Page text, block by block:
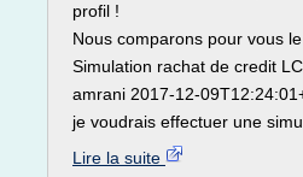
profil !
Nous comparons pour vous
Simulation rachat de credit
amrani 2017-12-
je voudrais effectuer une
Lire la suite